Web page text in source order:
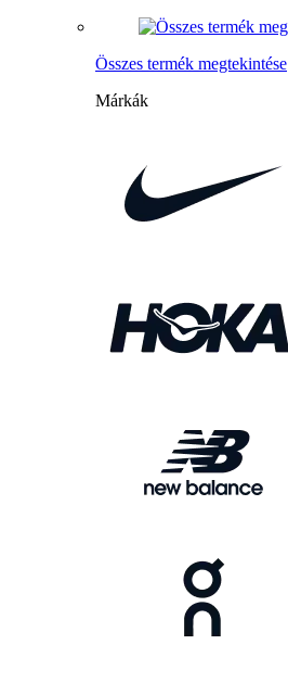
Összes termék megtekintése
Márkák